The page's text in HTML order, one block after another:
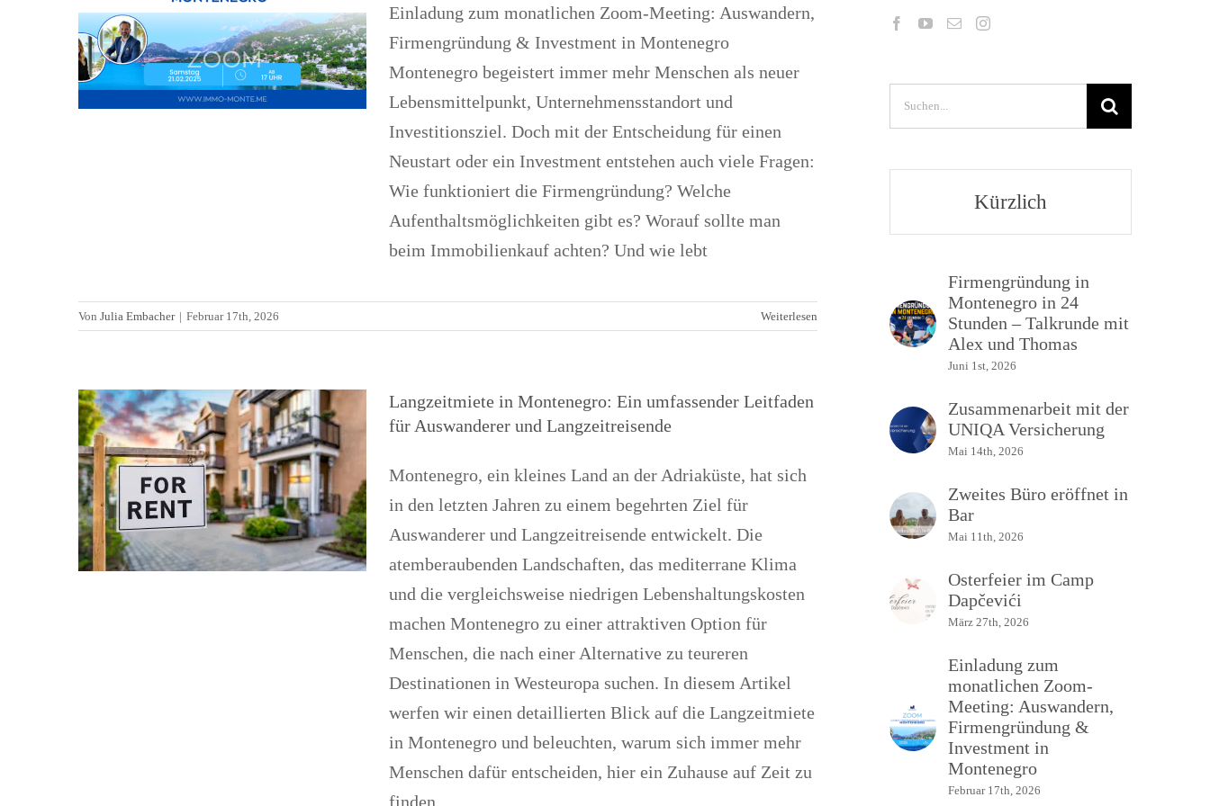
Einladung zum monatlichen Zoom-Meeting: Auswandern,
Firmengründung & Investment in Montenegro
Montenegro begeistert immer mehr Menschen als neuer
Lebensmittelpunkt, Unternehmensstandort und
Investitionsziel. Doch mit der Entscheidung für einen
Neustart oder ein Investment entstehen auch viele Fragen:
Wie funktioniert die Firmengründung? Welche
Aufenthaltsmöglichkeiten gibt es? Worauf sollte man
beim Immobilienkauf achten? Und wie lebt
Von Julia Embacher | Februar 17th, 2026 Weiterlesen
umfassender Leitfaden für
Auswanderer und
Allgemein Alltagsleben Aufenthaltstitel
Immobilien Langzeitmiete News
Langzeitmiete in Montenegro: Ein umfassender Leitfaden
für Auswanderer und Langzeitreisende
Montenegro, ein kleines Land an der Adriaküste, hat sich
in den letzten Jahren zu einem begehrten Ziel für
Auswanderer und Langzeitreisende entwickelt. Die
atemberaubenden Landschaften, das mediterrane Klima
und die vergleichsweise niedrigen Lebenshaltungskosten
machen Montenegro zu einer attraktiven Option für
Menschen, die nach einer Alternative zu teureren
Destinationen in Westeuropa suchen. In diesem Artikel
werfen wir einen detaillierten Blick auf die Langzeitmiete
in Montenegro und beleuchten, warum sich immer mehr
Menschen dafür entscheiden, hier ein Zuhause auf Zeit zu
finden.
Suche
nach:
Kürzlich
Firmengründung in
Montenegro in 24
Stunden – Talkrunde mit
Alex und Thomas
Juni 1st, 2026
Zusammenarbeit mit der
UNIQA Versicherung
Mai 14th, 2026
Zweites Büro eröffnet in
Bar
Mai 11th, 2026
Osterfeier im Camp
Dapčevići
März 27th, 2026
Einladung zum
monatlichen Zoom-
Meeting: Auswandern,
Firmengründung &
Investment in
Montenegro
Februar 17th, 2026